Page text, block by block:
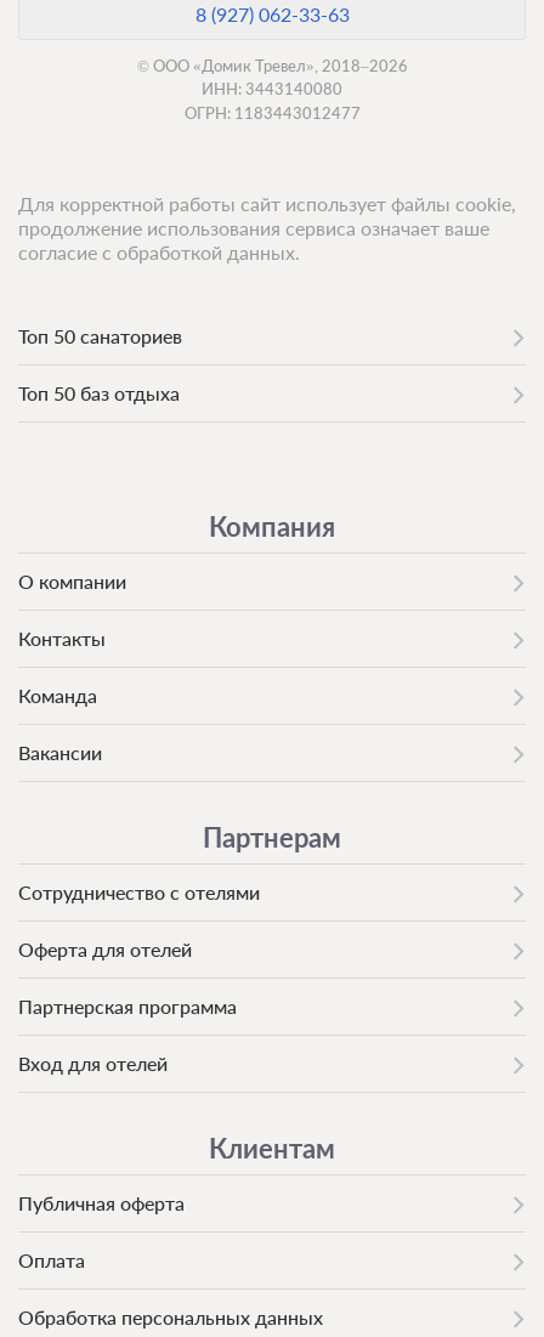
8 (927) 062-33-63
© ООО «Домик Тревел», 2018–2026
ИНН: 3443140080
ОГРН: 1183443012477
Топ 50 санаториев
Топ 50 баз отдыха
Компания
О компании
Контакты
Команда
Вакансии
Партнерам
Сотрудничество с отелями
Оферта для отелей
Партнерская программа
Вход для отелей
Клиентам
Публичная оферта
Оплата
Обработка персональных данных
Для корректной работы сайт использует файлы cookie,
продолжение использования сервиса означает ваше
согласие с обработкой данных.